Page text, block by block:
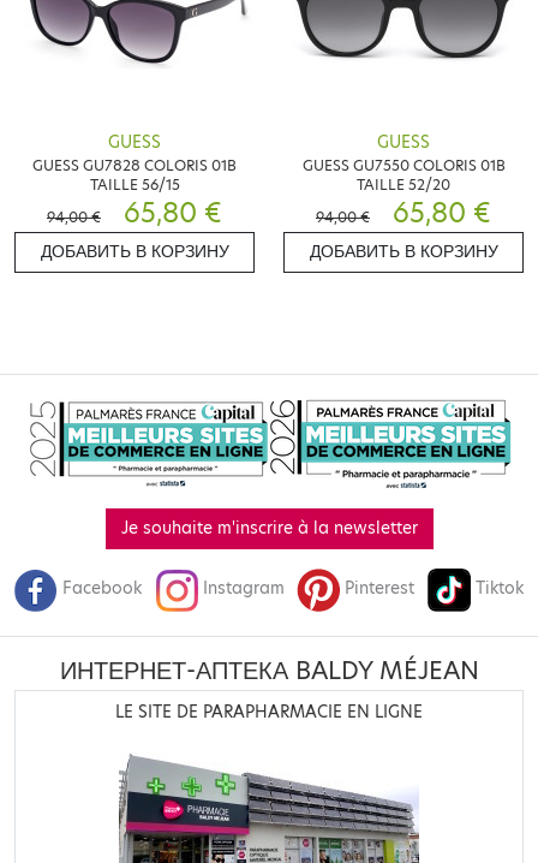
GUESS
GUESS GU7828 COLORIS 01B
TAILLE 56/15
94,00 €
65,80 €
ДОБАВИТЬ В КОРЗИНУ
GUESS
GUESS GU7550 COLORIS 01B
TAILLE 52/20
94,00 €
65,80 €
ДОБАВИТЬ В КОРЗИНУ
Je souhaite m'inscrire à la newsletter
Facebook Instagram Pinterest Tiktok
ИНТЕРНЕТ-АПТЕКА BALDY MÉJEAN
LE SITE DE PARAPHARMACIE EN LIGNE